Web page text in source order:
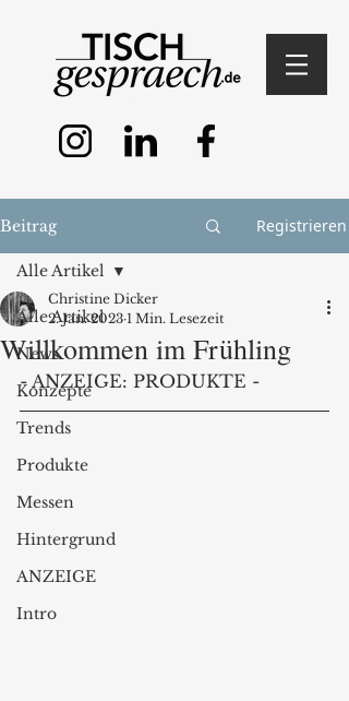
Beitrag Registrieren
Alle Artikel
News
Konzepte
Trends
Produkte
Messen
Hintergrund
ANZEIGE
Intro
Alle Artikel
Willkommen im Frühling
Christine Dicker
2. Jan. 2023 1 Min. Lesezeit
- ANZEIGE: PRODUKTE -